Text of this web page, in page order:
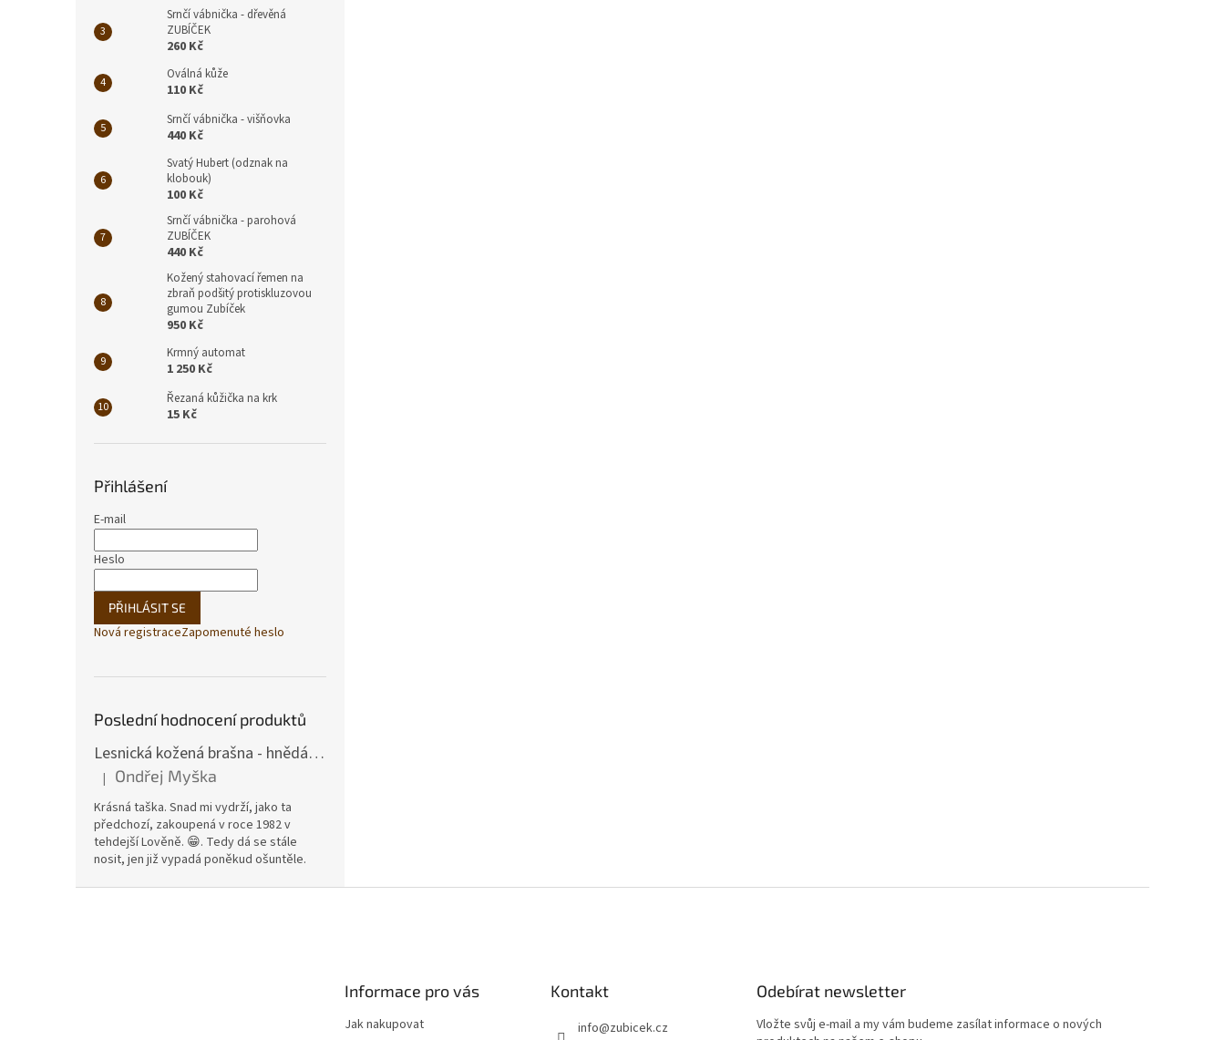
Srnčí vábnička - dřevěná
ZUBÍČEK
260 Kč
Oválná kůže
110 Kč
Srnčí vábnička - višňovka
440 Kč
Svatý Hubert (odznak na
klobouk)
100 Kč
Srnčí vábnička - parohová
ZUBÍČEK
440 Kč
Kožený stahovací řemen na
zbraň podšitý protiskluzovou
gumou Zubíček
950 Kč
Krmný automat
1 250 Kč
Řezaná kůžička na krk
15 Kč
Přihlášení
E-mail
Heslo
PŘIHLÁSIT SE
Nová registraceZapomenuté heslo
Poslední hodnocení produktů
Lesnická kožená brašna - hnědá hovězina
Hodnocení produktu je 5 z 5 hvězdiček.
| Ondřej Myška
Krásná taška. Snad mi vydrží, jako ta
předchozí, zakoupená v roce 1982 v
tehdejší Lověně. 😁. Tedy dá se stále
nosit, jen již vypadá poněkud ošuntěle.
Informace pro vás
Jak nakupovat
Kontakt
info@zubicek.cz
Odebírat newsletter
Vložte svůj e-mail a my vám budeme zasílat informace o nových